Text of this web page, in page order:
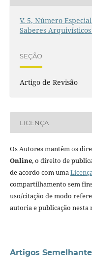
V. 5, Número
Saberes Arquivísticos
SEÇÃO
Artigo de Revisão
LICENÇA
Os Autores mantêm os
Online, o direito de
de acordo com uma
compartilhamento sem
uso/citação de modo
autoria e publicação nesta
Artigos